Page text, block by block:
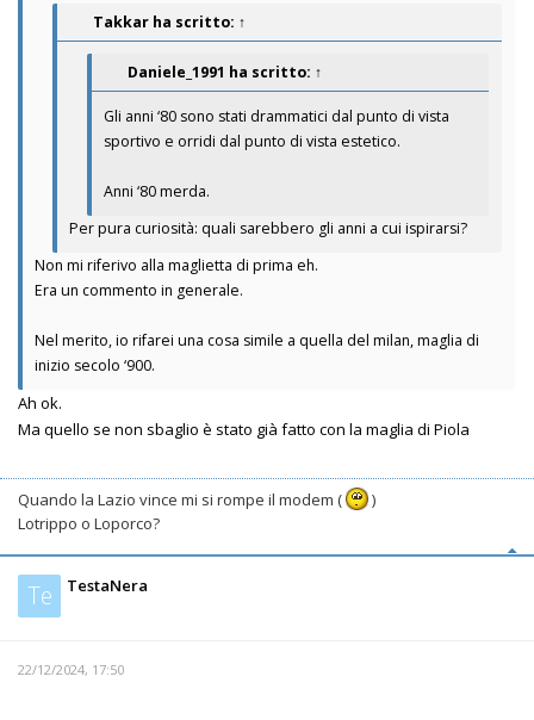
Takkar ha scritto: ↑
Daniele_1991 ha scritto: ↑
Gli anni ‘80 sono stati drammatici dal punto di vista
sportivo e orridi dal punto di vista estetico.
Anni ‘80 merda.
Per pura curiosità: quali sarebbero gli anni a cui ispirarsi?
Non mi riferivo alla maglietta di prima eh.
Era un commento in generale.
Nel merito, io rifarei una cosa simile a quella del milan, maglia di
inizio secolo ‘900.
Ah ok.
Ma quello se non sbaglio è stato già fatto con la maglia di Piola
Quando la Lazio vince mi si rompe il modem (
)
Lotrippo o Loporco?
Te TestaNera
22/12/2024, 17:50